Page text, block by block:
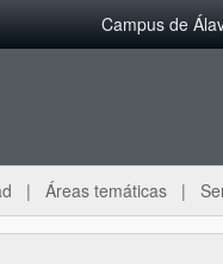
Campus de
Áreas temáticas